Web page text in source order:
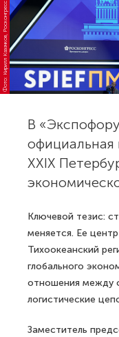
Фото: Кирилл Казачков, Росконгресс
В
официальная
XXIX
Ключевой тезис:
меняется. Ее
Тихоокеанский
глобального
отношения между
логистические
Заместитель